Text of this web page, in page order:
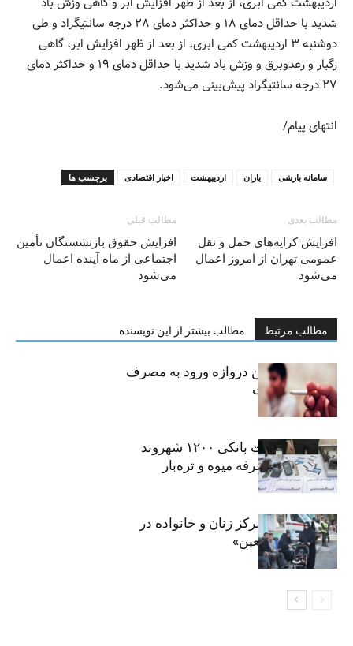
شدید با حداقل دمای ۱۸ و حداکثر دمای ۲۸ درجه سانتیگراد و طی
دوشنبه ۳ اردیبهشت کمی ابری، از بعد از ظهر افزایش ابر، گاهی
رگبار و رعدوبرق و وزش باد شدید با حداقل دمای ۱۹ و حداکثر دمای
۲۷ درجه سانتیگراد پیش‌بینی می‌شود.
انتهای پیام/
برچسب ها اخبار اقتصادی اردیبهشت باران سامانه بارشی
مطالب قبلی
افزایش حقوق بازنشستگان تأمین
اجتماعی از ماه آینده اعمال
می‌شود
مطالب بعدی
افزایش کرایه‌های حمل و نقل
عمومی تهران از امروز اعمال
می‌شود
مطالب مرتبط مطالب بیشتر از این نویسنده
سیگار، مهمترین دروازه ورود به مصرف
موادمخدر است
افشای اطلاعات بانکی ۱۲۰۰ شهروند
تهرانی در یک غرفه میوه و تره‌بار
روایت حضور مرکز زنان و خانواده در
«جاماندگان اربعین»